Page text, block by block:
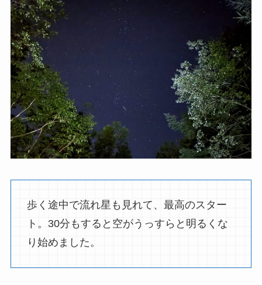
歩く途中で流れ星も見れて、最高のスター
ト。30分もすると空がうっすらと明るくな
り始めました。